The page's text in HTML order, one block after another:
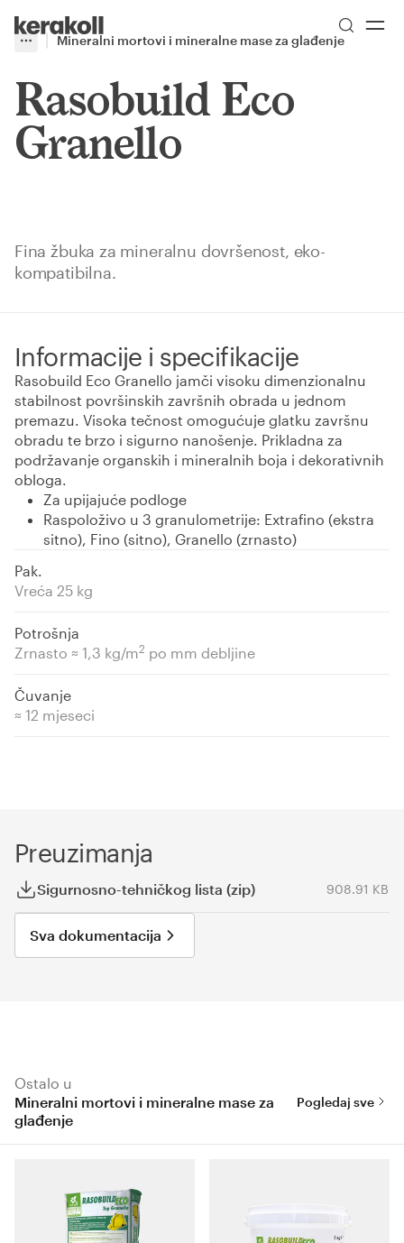
Go to Homepage
More
Toggle menu
Mineralni mortovi i mineralne mase za glađenje
Rasobuild Eco
Granello
Fina žbuka za mineralnu dovršenost, eko-
kompatibilna.
Informacije i specifikacije
Rasobuild Eco Granello jamči visoku dimenzionalnu
stabilnost površinskih završnih obrada u jednom
premazu. Visoka tečnost omogućuje glatku završnu
obradu te brzo i sigurno nanošenje. Prikladna za
podržavanje organskih i mineralnih boja i dekorativnih
obloga.
Za upijajuće podloge
Raspoloživo u 3 granulometrije: Extrafino (ekstra
sitno), Fino (sitno), Granello (zrnasto)
Pak.
Vreća 25 kg
Potrošnja
Zrnasto ≈ 1,3 kg/m2 po mm debljine
Čuvanje
≈ 12 mjeseci
Preuzimanja
Sigurnosno-tehničkog lista (zip) 908.91 KB
Sva dokumentacija
Ostalo u
Mineralni mortovi i mineralne mase za
glađenje
Pogledaj sve